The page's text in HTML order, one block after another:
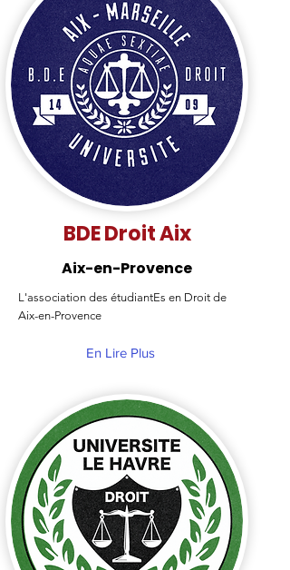
BDE Droit Aix
Aix-en-Provence
L'association des étudiantEs en Droit de
Aix-en-Provence
En Lire Plus